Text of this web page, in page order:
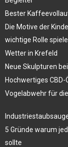
Bester
Die Motive der
wichtige Rolle
Wetter in Krefeld
Neue Skulpturen
Hochwertiges CBD-
Vogelabwehr für
5 Gründe warum
sollte